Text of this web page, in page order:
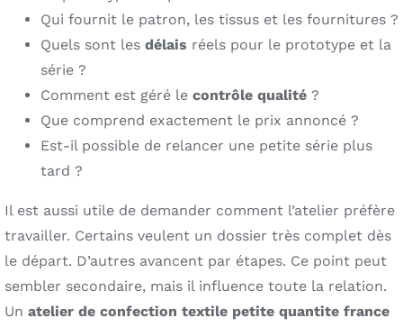
Qui fournit le patron, les tissus et les fournitures ?
Quels sont les délais réels pour le prototype et la
série ?
Comment est géré le contrôle qualité ?
Que comprend exactement le prix annoncé ?
Est-il possible de relancer une petite série plus
tard ?
Il est aussi utile de demander comment l’atelier préfère
travailler. Certains veulent un dossier très complet dès
le départ. D’autres avancent par étapes. Ce point peut
sembler secondaire, mais il influence toute la relation.
Un atelier de confection textile petite quantite france